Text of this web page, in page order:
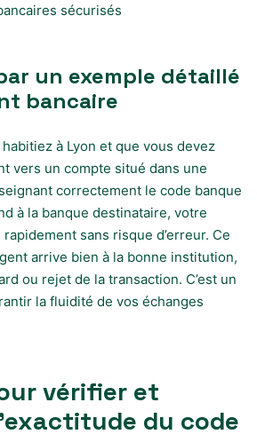
sécurisés
un exemple détaillé
bancaire
à Lyon et que vous devez
vers un compte situé dans une
correctement le code banque
à la banque destinataire, votre
sans risque d’erreur. Ce
arrive bien à la bonne institution,
ou rejet de la transaction. C’est un
la fluidité de vos échanges
vérifier et
du code